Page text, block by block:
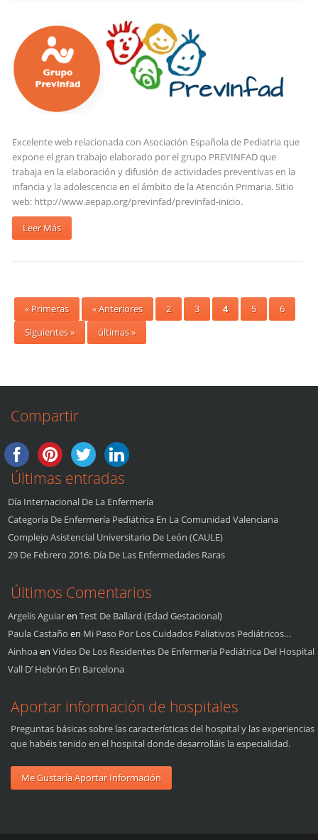
Excelente web relacionada con Asociación Española de Pediatria que
expone el gran trabajo elaborado por el grupo PREVINFAD que
trabaja en la elaboración y difusión de actividades preventivas en la
infancia y la adolescencia en el ámbito de la Atención Primaria. Sitio
web: http://www.aepap.org/previnfad/previnfad-inicio.
Leer Más
« Primeras « Anteriores 2 3 4 5
6
Siguientes »
últimas »
Compartir
Últimas entradas
Día Internacional De La Enfermería
Categoría De Enfermería Pediátrica En La Comunidad Valenciana
Complejo Asistencial Universitario De León (CAULE)
29 De Febrero 2016: Día De Las Enfermedades Raras
Últimos Comentarios
Argelis Aguiaren Test De Ballard (edad Gestacional)
Paula Castaño en Mi Paso Por Los Cuidados Paliativos Pediátricos…
Ainhoaen Vídeo De Los Residentes De Enfermería Pediátrica Del Hospital
Vall D’ Hebrón En Barcelona
Aportar información de hospitales
Preguntas básicas sobre las características del hospital y las experiencias
que habéis tenido en el hospital donde desarrolláis la especialidad.
Me Gustaría Aportar Información